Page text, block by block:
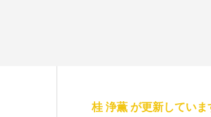
桂 浄薫 が更新していま